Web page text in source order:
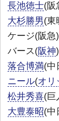
長池徳士(阪
大杉勝男(東
ケージ(阪急
バース(阪神
落合博満(中
ニール(オリ
松井秀喜(巨
大豊泰昭(中